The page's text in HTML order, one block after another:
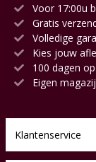
Voor 17:00u
Gratis
Volledige
Kies jouw
100 dagen
Eigen
Klantenservice